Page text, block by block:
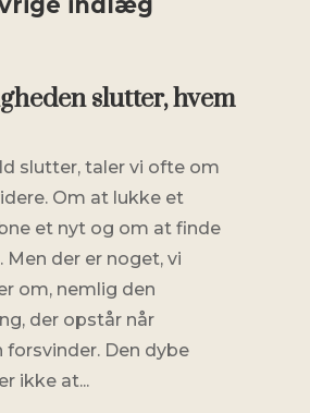
slutter, hvem
slutter, taler vi ofte om
Om at lukke et
et nyt og om at finde
Men der er noget, vi
om, nemlig den
der opstår når
Den dybe
ikke at...